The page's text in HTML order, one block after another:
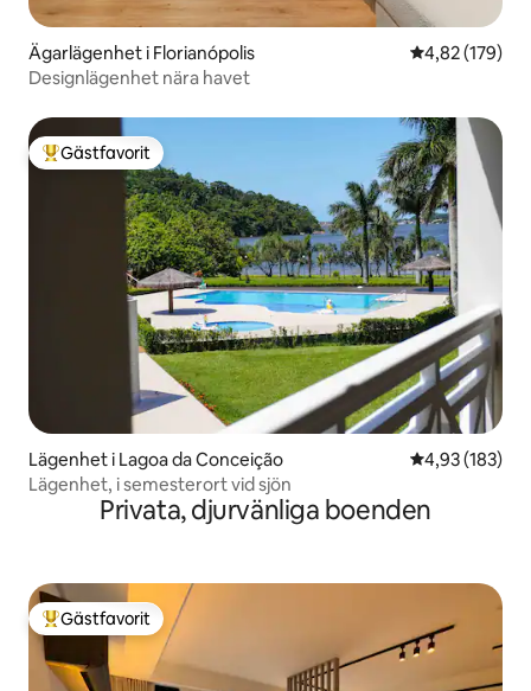
Ägarlägenhet i Florianópolis 4,82 av 5 i
4,82 (179)
Designlägenhet nära havet
Populär gästfavorit
Gästfavorit
Lägenhet i Lagoa da Conceição 4,93 av 5 i
4,93 (183)
Lägenhet, i semesterort vid sjön
Privata, djurvänliga boenden
Populär gästfavorit
Gästfavorit